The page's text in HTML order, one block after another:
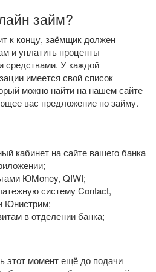
займ?
к концу, заёмщик должен
и уплатить проценты
средствами. У каждой
имеется свой список
можно найти на нашем сайте
вас предложение по займу.
кабинет на сайте вашего банка
ЮMoney, QIWI;
систему Contact,
Юнистрим;
в отделении банка;
этот момент ещё до подачи